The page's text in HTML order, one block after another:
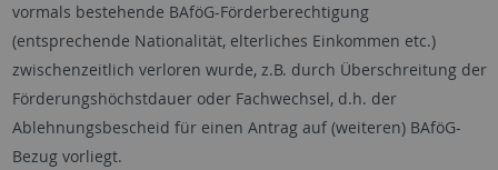
vormals bestehende BAföG-Förderberechtigung
(entsprechende Nationalität, elterliches Einkommen etc.)
zwischenzeitlich verloren wurde, z.B. durch Überschreitung der
Förderungshöchstdauer oder Fachwechsel, d.h. der
Ablehnungsbescheid für einen Antrag auf (weiteren) BAföG-
Bezug vorliegt.